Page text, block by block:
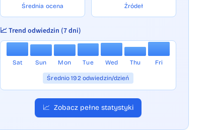
Średnia ocena Źródeł
📈 Trend odwiedzin (7 dni)
Sat Sun Mon Tue Wed Thu Fri
Średnio 192 odwiedzin/dzień
📈 Zobacz pełne statystyki